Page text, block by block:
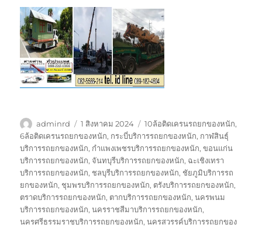
ผู้
เขียน
adminrd
เขียน
เมื่อ
1 สิงหาคม 2024
ป้าย
กำกับ
10ล้อติดเครนรถยกของหนัก,
6ล้อติดเครนรถยกของหนัก, กระบี่บริการรถยกของหนัก, กาฬสินธุ์
บริการรถยกของหนัก, กำแพงเพชรบริการรถยกของหนัก,ขอนแก่น
บริการรถยกของหนัก, จันทบุรีบริการรถยกของหนัก, ฉะเชิงเทรา
บริการรถยกของหนัก, ชลบุรีบริการรถยกของหนัก, ชัยภูมิบริการรถ
ยกของหนัก, ชุมพรบริการรถยกของหนัก, ตรังบริการรถยกของหนัก,
ตราดบริการรถยกของหนัก, ตากบริการรถยกของหนัก,นครพนม
บริการรถยกของหนัก,นครราชสีมาบริการรถยกของหนัก,
นครศรีธรรมราชบริการรถยกของหนัก,นครสวรรค์บริการรถยกของ